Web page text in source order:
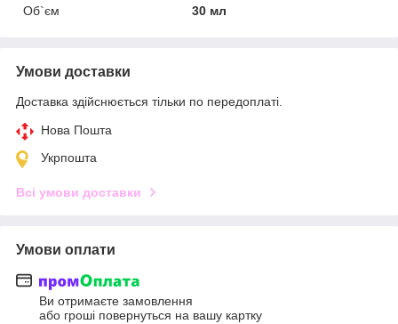
Об`єм
30 мл
Умови доставки
Доставка здійснюється тільки по передоплаті.
Нова Пошта
Укрпошта
Всі умови доставки
Умови оплати
Ви отримаєте замовлення
або гроші повернуться на вашу картку